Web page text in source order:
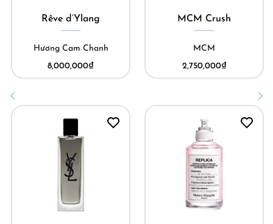
Rêve d’Ylang
Hương Cam Chanh
8,000,000₫
MCM Crush
MCM
2,750,000₫